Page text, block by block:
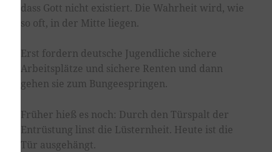
dass Gott nicht existiert. Die Wahrheit wird, wie
so oft, in der Mitte liegen.
Erst fordern deutsche Jugendliche sichere
Arbeitsplätze und sichere Renten und dann
gehen sie zum Bungeespringen.
Früher hieß es noch: Durch den Türspalt der
Entrüstung linst die Lüsternheit. Heute ist die
Tür ausgehängt.